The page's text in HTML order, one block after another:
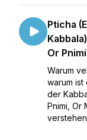
Pticha
Or
Warum
warum
der
Pnimi, Or